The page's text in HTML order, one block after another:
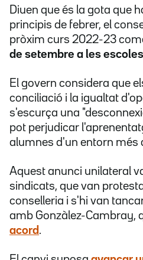
Diuen que és la gota que
principis de febrer, el
pròxim curs 2022-23
de setembre a les
El govern considera que
conciliació i la igualtat
s'escurça una
pot perjudicar
alumnes d'un entorn més
Aquest anunci unilateral
sindicats, que van
conselleria i s'hi van
amb Gonzàlez-Cambray,
acord .